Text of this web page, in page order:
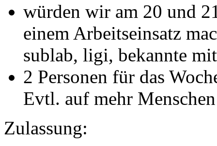
würden wir am 20 und
einem Arbeitseinsatz
sublab, ligi, bekannte
2 Personen für das
Evtl. auf mehr
Zulassung: